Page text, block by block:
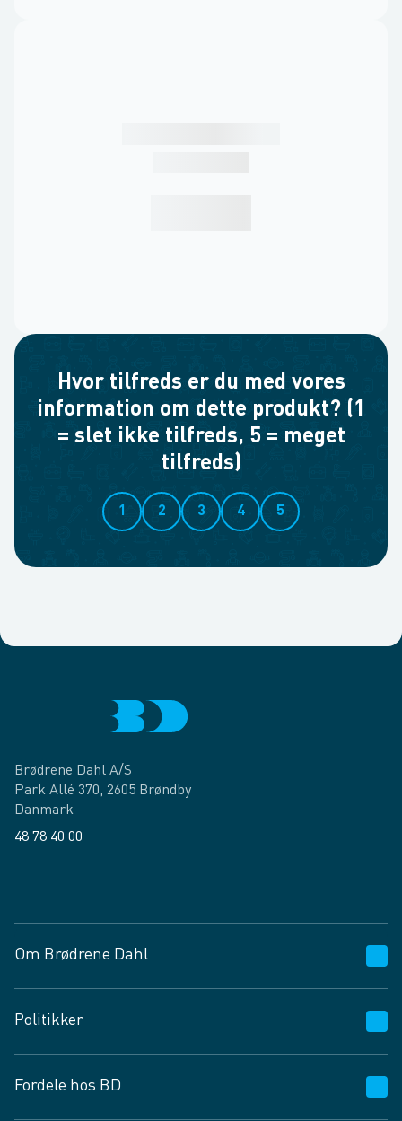
Hvor tilfreds er du med vores
information om dette produkt? (1
= slet ikke tilfreds, 5 = meget
tilfreds)
1 2 3 4 5
Brødrene Dahl A/S
Park Allé 370, 2605 Brøndby
Danmark
48 78 40 00
Om Brødrene Dahl
Vagttelefon 30 10 89 89
Spørgsmål og svar
Job og karriere
Politikker
Privatlivspolitik
Fordele hos BD